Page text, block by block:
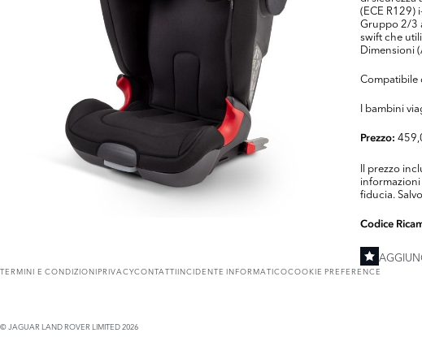
(ECE R129)
Gruppo 2/3
swift che
Dimensioni
Compatibile
I bambini
Prezzo:
Il prezzo
fiducia.
Codice
TERMINI E CONDIZIONIPRIVACYCONTATTIINCIDENTE INFORMATICOCOOKIE PREFERENCE
© JAGUAR LAND ROVER LIMITED 2026